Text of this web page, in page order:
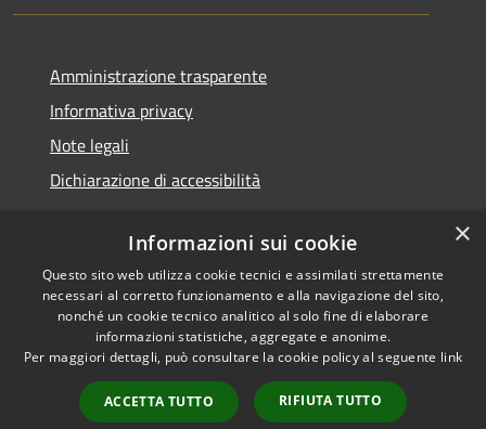
Amministrazione trasparente
Informativa privacy
Note legali
Dichiarazione di accessibilità
RSS
Accessibilità
Cookie
Mappa del sito
WebMail
Copyright © 2026 • Comune di
Santa Teresa Gallura •
Powered byMunicipium
Accesso redazione
×
Informazioni sui cookie
Questo sito web utilizza cookie tecnici e assimilati strettamente
necessari al corretto funzionamento e alla navigazione del sito,
nonché un cookie tecnico analitico al solo fine di elaborare
informazioni statistiche, aggregate e anonime.
Per maggiori dettagli, può consultare la cookie policy al seguente link
ACCETTA TUTTO RIFIUTA TUTTO